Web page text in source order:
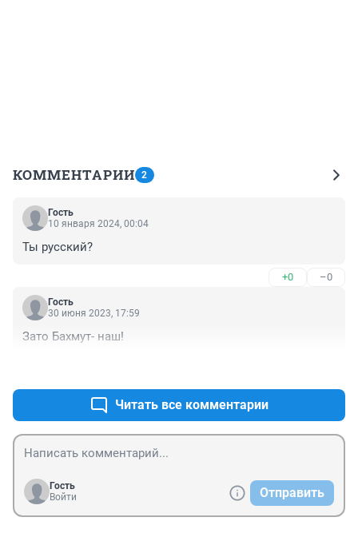
КОММЕНТАРИИ 2
Гость
10 января 2024, 00:04
Ты русский?
+0 –0
Гость
30 июня 2023, 17:59
Зато Бахмут- наш!
Читать все комментарии
Гость
Войти
Отправить